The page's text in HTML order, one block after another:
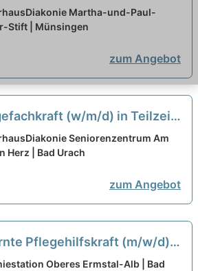
neuMartha-und-Paul-
Stift | Münsingen
zum Angebot
(w/m/d) in Teilzeit
sind Sie richtig! neu
Seniorenzentrum Am
Herz | Bad Urach
zum Angebot
Pflegehilfskraft (m/w/d)
- Wir suchen Zuwachs
Oberes Ermstal-Alb | Bad